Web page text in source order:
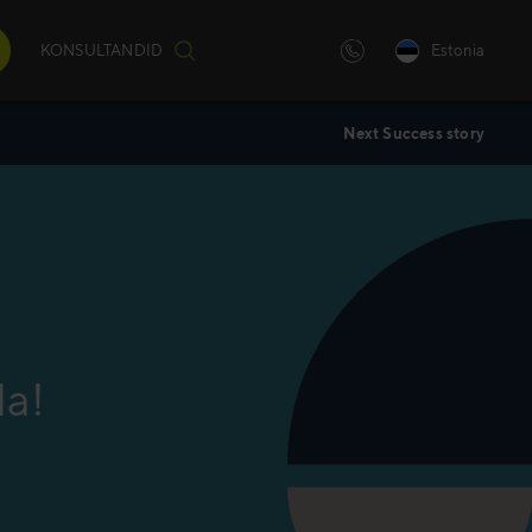
KONSULTANDID Estonia
Next Success story